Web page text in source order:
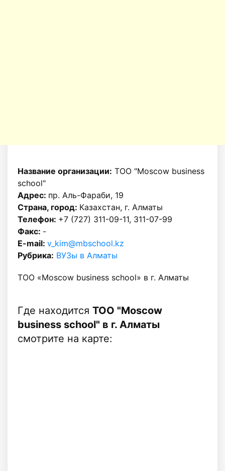
Название организации: ТОО "Moscow business
school"
Адрес: пр. Аль-Фараби, 19
Страна, город: Казахстан, г. Алматы
Телефон: +7 (727) 311-09-11, 311-07-99
Факс: -
E-mail: v_kim@mbschool.kz
Рубрика: ВУЗы в Алматы
ТОО «Moscow business school» в г. Алматы
Где находится ТОО "Moscow
business school" в г. Алматы
смотрите на карте: